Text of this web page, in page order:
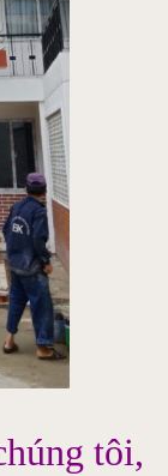
tôi,